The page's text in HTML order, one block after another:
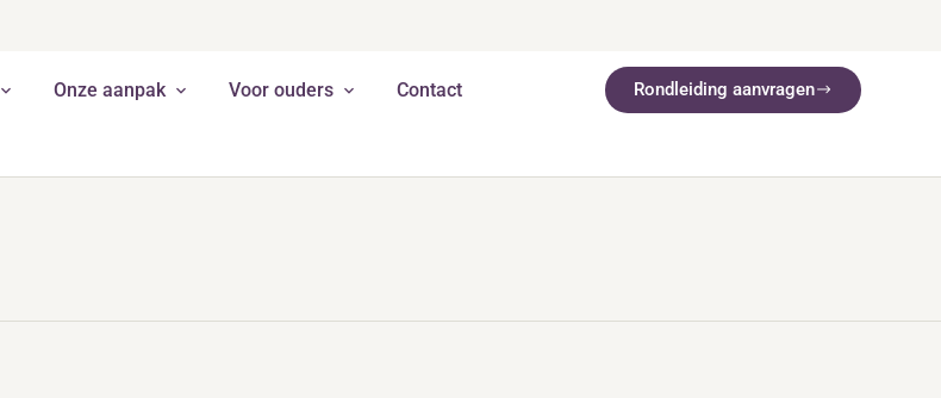
Rondleiding aanvragen
Onze aanpak Voor ouders Contact